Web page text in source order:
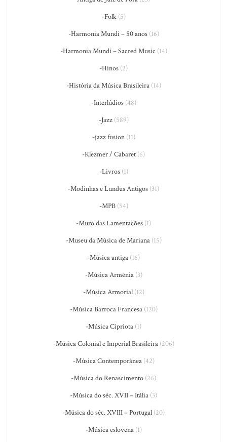
-Folk(5)
-Harmonia Mundi – 50 anos(16)
-Harmonia Mundi – Sacred Music (14)
-Hinos (2)
-História da Música Brasileira(14)
-Interlúdios(48)
-Jazz(589)
-jazz fusion(11)
-Klezmer / Cabaret (6)
-Livros(1)
-Modinhas e Lundus Antigos (31)
-MPB(54)
-Muro das Lamentações (1)
-Museu da Música de Mariana(15)
-Música antiga (16)
-Música Armênia(3)
-Música Armorial(12)
-Música Barroca Francesa(120)
-Música Cipriota (1)
-Música Colonial e Imperial Brasileira(206)
-Música Contemporânea(42)
-Música do Renascimento (26)
-Música do séc. XVII – Itália (3)
-Música do séc. XVIII – Portugal (20)
-Música eslovena(1)